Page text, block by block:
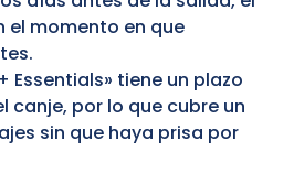
el momento en que
Essentials» tiene un plazo
canje, por lo que cubre un
sin que haya prisa por